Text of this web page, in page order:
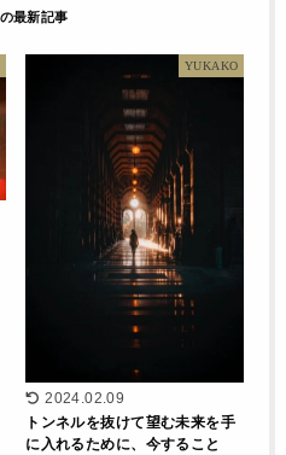
YUKAKO
2024.02.09
トンネルを抜けて望む未来を手
に入れるために、今すること